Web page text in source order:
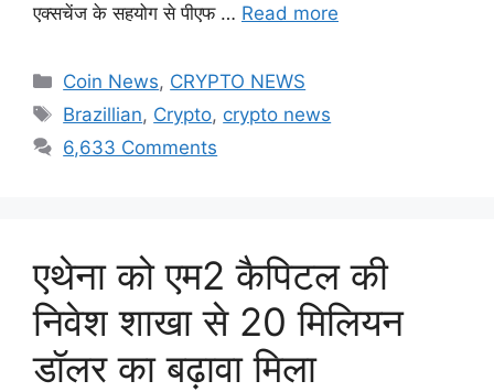
एक्सचेंज के सहयोग से पीएफ … Read more
Categories
Coin News, CRYPTO NEWS
Tags
Brazillian, Crypto, crypto news
6,633 Comments
एथेना को एम2 कैपिटल की
निवेश शाखा से 20 मिलियन
डॉलर का बढ़ावा मिला